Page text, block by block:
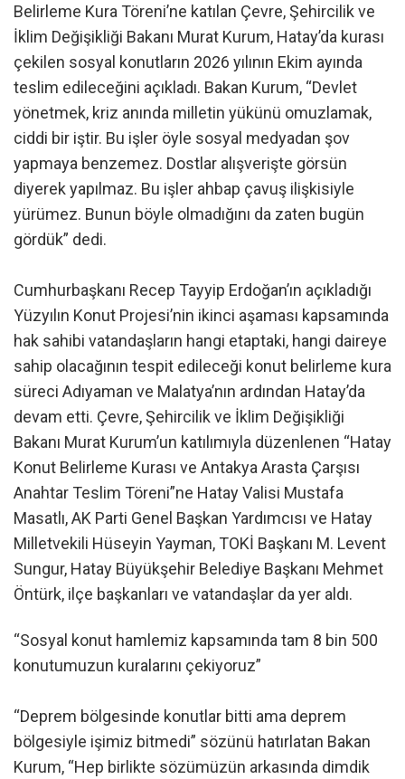
Belirleme Kura Töreni’ne katılan Çevre, Şehircilik ve
İklim Değişikliği Bakanı Murat Kurum, Hatay’da kurası
çekilen sosyal konutların 2026 yılının Ekim ayında
teslim edileceğini açıkladı. Bakan Kurum, “Devlet
yönetmek, kriz anında milletin yükünü omuzlamak,
ciddi bir iştir. Bu işler öyle sosyal medyadan şov
yapmaya benzemez. Dostlar alışverişte görsün
diyerek yapılmaz. Bu işler ahbap çavuş ilişkisiyle
yürümez. Bunun böyle olmadığını da zaten bugün
gördük” dedi.
Cumhurbaşkanı Recep Tayyip Erdoğan’ın açıkladığı
Yüzyılın Konut Projesi’nin ikinci aşaması kapsamında
hak sahibi vatandaşların hangi etaptaki, hangi daireye
sahip olacağının tespit edileceği konut belirleme kura
süreci Adıyaman ve Malatya’nın ardından Hatay’da
devam etti. Çevre, Şehircilik ve İklim Değişikliği
Bakanı Murat Kurum’un katılımıyla düzenlenen “Hatay
Konut Belirleme Kurası ve Antakya Arasta Çarşısı
Anahtar Teslim Töreni”ne Hatay Valisi Mustafa
Masatlı, AK Parti Genel Başkan Yardımcısı ve Hatay
Milletvekili Hüseyin Yayman, TOKİ Başkanı M. Levent
Sungur, Hatay Büyükşehir Belediye Başkanı Mehmet
Öntürk, ilçe başkanları ve vatandaşlar da yer aldı.
“Sosyal konut hamlemiz kapsamında tam 8 bin 500
konutumuzun kuralarını çekiyoruz”
“Deprem bölgesinde konutlar bitti ama deprem
bölgesiyle işimiz bitmedi” sözünü hatırlatan Bakan
Kurum, “Hep birlikte sözümüzün arkasında dimdik